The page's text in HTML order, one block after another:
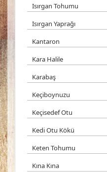
Isırgan Tohumu
Isırgan Yaprağı
Kantaron
Kara Halile
Karabaş
Keçiboynuzu
Keçisedef Otu
Kedi Otu Kökü
Keten Tohumu
Kına Kına